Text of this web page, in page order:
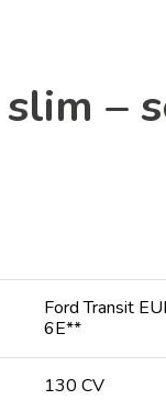
–
Ford Transit
6E**
130 CV